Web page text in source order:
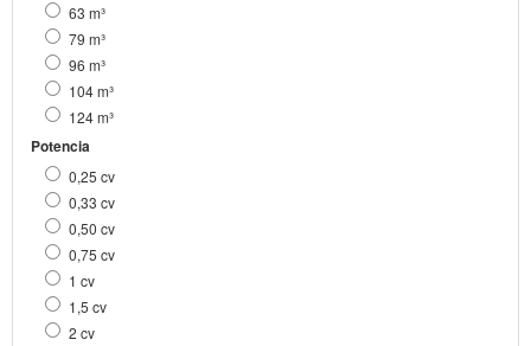
63 m³
79 m³
96 m³
104 m³
124 m³
Potencia
0,25 cv
0,33 cv
0,50 cv
0,75 cv
1 cv
1,5 cv
2 cv